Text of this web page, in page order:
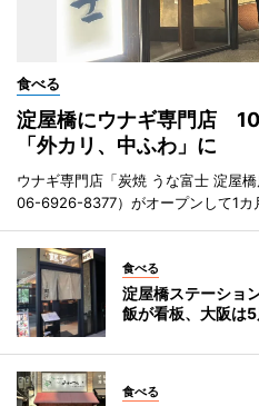
食べる
淀屋橋にウナギ専門店
「外カリ、中ふわ」に
ウナギ専門店「炭焼 うな富士 淀屋
06-6926-8377）がオープンして1カ
食べる
淀屋橋ステーショ
飯が看板、大阪は5
食べる